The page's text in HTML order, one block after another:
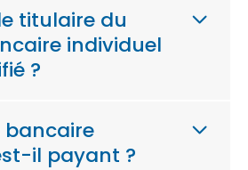
titulaire du
individuel
?
bancaire
il payant ?